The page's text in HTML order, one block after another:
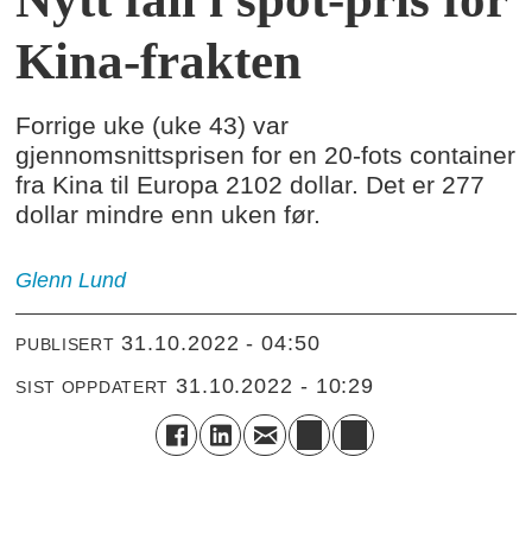
Kina-frakten
Forrige uke (uke 43) var
gjennomsnittsprisen for en 20-fots container
fra Kina til Europa 2102 dollar. Det er 277
dollar mindre enn uken før.
Glenn Lund
PUBLISERT 31.10.2022 - 04:50
SIST OPPDATERT 31.10.2022 - 10:29